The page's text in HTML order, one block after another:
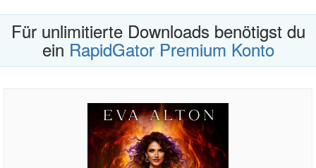
Für unlimitierte Downloads benötigst du
ein RapidGator Premium Konto